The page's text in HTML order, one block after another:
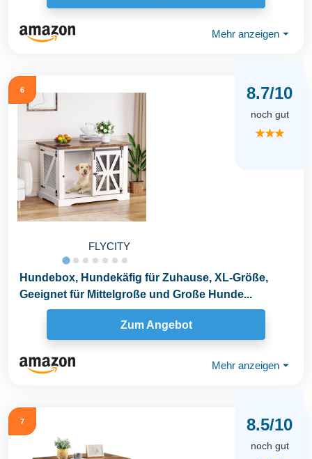
Mehr anzeigen ⏷
6
FLYCITY
8.7/10
noch gut
★★★
Hundebox, Hundekäfig für Zuhause, XL-Größe,
Geeignet für Mittelgroße und Große Hunde...
Zum Angebot
Mehr anzeigen ⏷
7 8.5/10
noch gut